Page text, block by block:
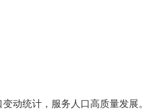
动统计，服务人口高质量发展。